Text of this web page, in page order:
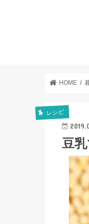
HOME
レシピ
豆